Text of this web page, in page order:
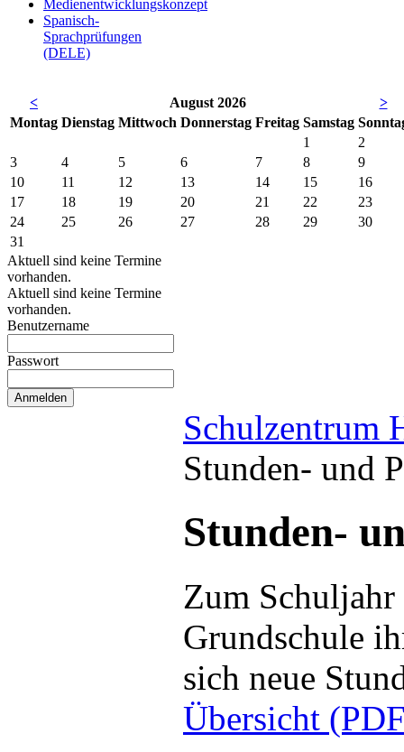
Medienentwicklungskonzept
Spanisch-
Sprachprüfungen
(DELE)
< August 2026
>
Montag Dienstag Mittwoch Donnerstag Freitag Samstag So
1
2
3
4 5 6 7 8
9
10
11 12 13 14 15
16
17
18 19 20 21 22
23
24
25 26 27 28 29
30
31
Aktuell sind keine Termine
vorhanden.
Aktuell sind keine Termine
vorhanden.
Benutzername
Passwort
Schulzentrum
Stunden- und
Stunden-
Zum Schuljahr
Grundschule
sich neue
Übersicht